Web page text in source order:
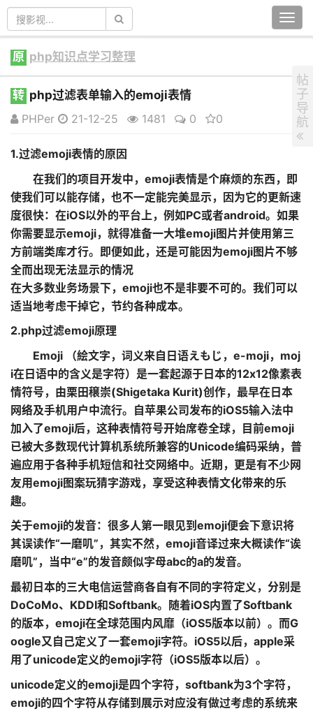
原 php知识点学习整理
转 php过滤表单输入的emoji表情
PHPer
21-12-25 1481 0 0
1.过滤emoji表情的原因
在我们的项目开发中，emoji表情是个麻烦的东西，即
使我们可以能存储，也不一定能完美显示，因为它的更新速
度很快：在iOS以外的平台上，例如PC或者android。如果
你需要显示emoji，就得准备一大堆emoji图片并使用第三
方前端类库才行。即便如此，还是可能因为emoji图片不够
全而出现无法显示的情况
在大多数业务场景下，emoji也不是非要不可的。我们可以
适当地考虑干掉它，节约各种成本。
2.php过滤emoji原理
Emoji （絵文字，词义来自日语えもじ，e-moji，moj
i在日语中的含义是字符）是一套起源于日本的12x12像素表
情符号，由栗田穣崇(Shigetaka Kurit)创作，最早在日本
网络及手机用户中流行。自苹果公司发布的iOS5输入法中
加入了emoji后，这种表情符号开始席卷全球，目前emoji
已被大多数现代计算机系统所兼容的Unicode编码采纳，普
遍应用于各种手机短信和社交网络中。近期，更是有不少网
友用emoji图案玩猜字游戏，享受这种表情文化带来的乐
趣。
关于emoji的发音：很多人第一眼见到emoji便会下意识将
其误读作“一磨叽”，其实不然，emoji音译过来大概读作“诶
磨叽”，当中“e”的发音颇似字母abc的a的发音。
最初日本的三大电信运营商各自有不同的字符定义，分别是
DoCoMo、KDDI和Softbank。随着iOS内置了Softbank
的版本，emoji在全球范围内风靡（iOS5版本以前）。而G
oogle又自己定义了一套emoji字符。iOS5以后，apple采
用了unicode定义的emoji字符（iOS5版本以后）。
unicode定义的emoji是四个字符，softbank为3个字符，
emoji的四个字符从存储到展示对应没有做过考虑的系统来
帖
子
导
航